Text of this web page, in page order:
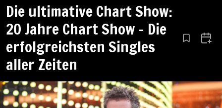
Die ultimative Chart Show:
20 Jahre Chart Show – Die
erfolgreichsten Singles
aller Zeiten
Aus den